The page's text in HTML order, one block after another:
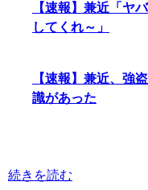
【速報】兼近「ヤ
してくれ～」
【速報】兼近、強
識があった
続きを読む